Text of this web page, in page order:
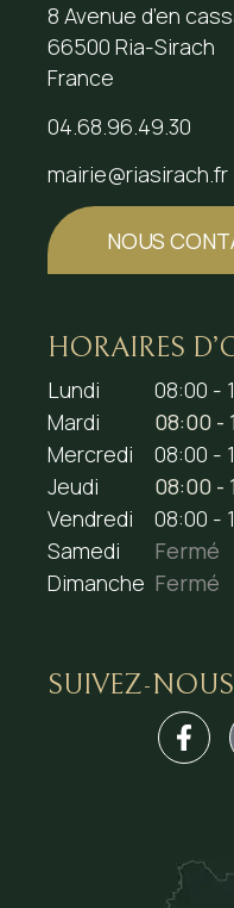
8 Avenue d’en
66500 Ria-Sirach
France
04.68.96.49.30
mairie@riasirach.fr
NOUS
HORAIRES
Lundi
08:00 -
Mardi
08:00 -
Mercredi
08:00 -
Jeudi
08:00 -
Vendredi
08:00 -
Samedi
Fermé
Dimanche Fermé
SUIVEZ-